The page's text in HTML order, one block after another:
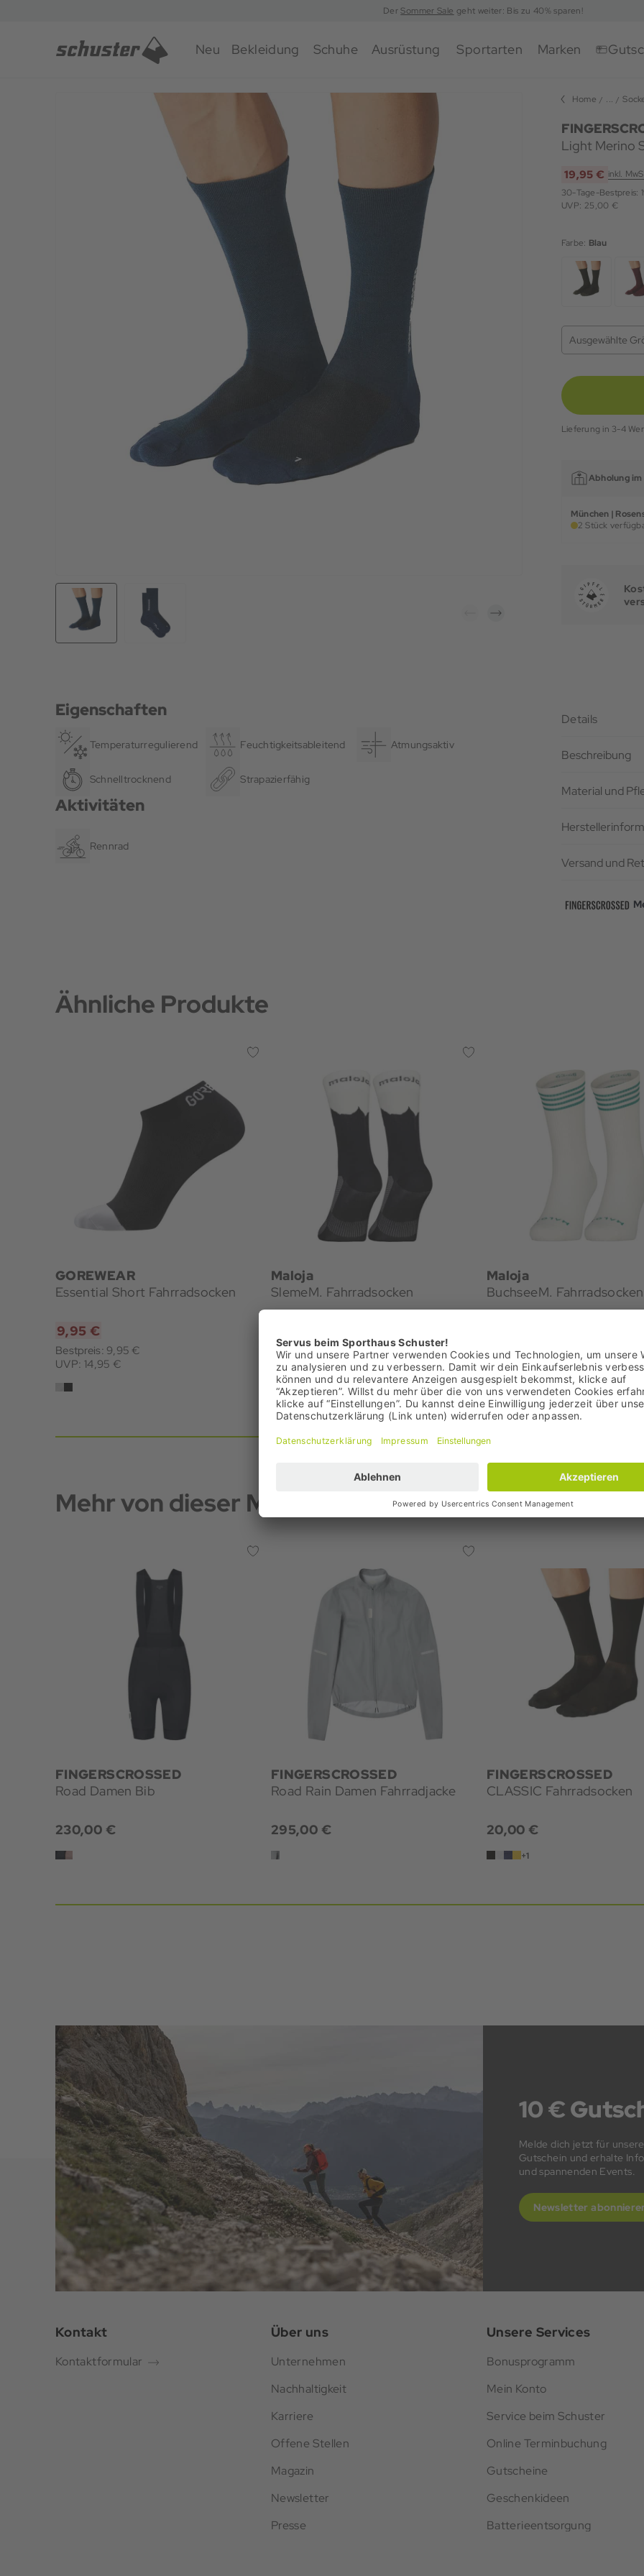
DerSommer Sale geht weiter: Bis zu 40% sparen!
Neu Bekleidung Schuhe Ausrüstung Sportarten Marken
Home ...
Light Merino
19,95 € inkl.
30-Tage-Bestpreis:
UVP: 25,00 €
Farbe: Blau
Ausgewählte
Lieferung in 3-4
Abholung im
München |
2 Stück
Eigenschaften
Temperaturregulierend Feuchtigkeitsableitend Atmungsaktiv
Schnelltrocknend Strapazierfähig
Aktivitäten
Rennrad
Details
Beschreibung
Material und
Versand und
Ähnliche Produkte
GOREWEAR
Essential Short Fahrradsocken
9,95 €
Bestpreis: 9,95 €
UVP: 14,95 €
Maloja
SlemeM. Fahrradsocken
Bestpreis: 9,95 €
UVP: 13,00 €
Maloja
BuchseeM. Fahrradsocken
Bestpreis: 11,95 €
UVP: 15,00 €
Mehr von dieser Marke
FINGERSCROSSED
Road Damen Bib
230,00 €
FINGERSCROSSED
Road Rain Damen Fahrradjacke
295,00 €
FINGERSCROSSED
CLASSIC Fahrradsocken
20,00 €
+1
10 €
Melde dich jetzt für
Gutschein und erhalte
und spannenden Events.
Newsletter
Kontakt
Kontaktformular
Über uns
Unternehmen
Nachhaltigkeit
Karriere
Offene Stellen
Magazin
Newsletter
Presse
Unsere Services
Bonusprogramm
Mein Konto
Service beim Schuster
Online Terminbuchung
Gutscheine
Geschenkideen
Batterieentsorgung